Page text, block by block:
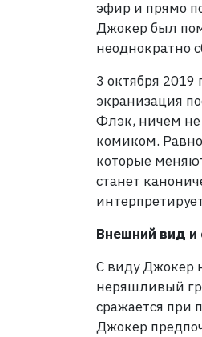
эфир и прямо
Джокер был
неоднократно
3 октября 2019
экранизация
Флэк, ничем не
комиком.
которые
станет
Внешний вид и
С виду Джокер
неряшливый
сражается при
Джокер